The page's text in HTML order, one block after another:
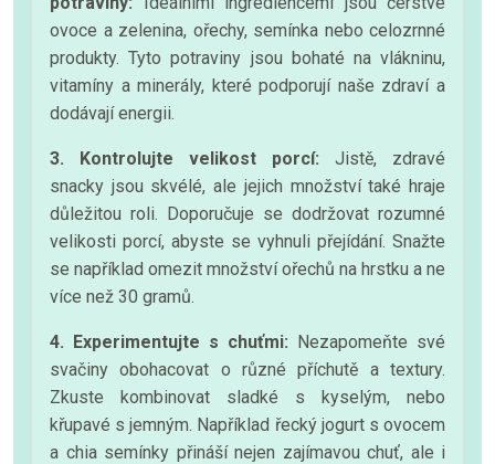
ovoce a zelenina, ořechy, semínka nebo celozrnné
produkty. Tyto potraviny jsou bohaté na vlákninu,
vitamíny a minerály, které podporují naše zdraví a
dodávají energii.
3. Kontrolujte velikost porcí: Jistě, zdravé
snacky jsou skvélé, ale jejich množství také hraje
důležitou roli. Doporučuje se dodržovat rozumné
velikosti porcí, abyste se vyhnuli přejídání. Snažte
se například omezit množství ořechů na hrstku a ne
více než 30 gramů.
4. Experimentujte s chuťmi: Nezapomeňte své
svačiny obohacovat o různé příchutě a textury.
Zkuste kombinovat sladké s kyselým, nebo
křupavé s jemným. Například řecký jogurt s ovocem
a chia semínky přináší nejen zajímavou chuť, ale i